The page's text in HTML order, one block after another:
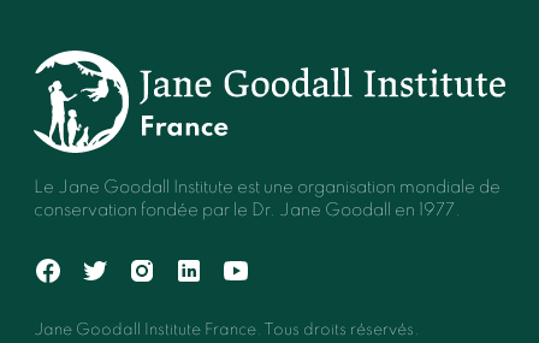
Le Jane Goodall Institute est une organisation mondiale de
conservation fondée par le Dr. Jane Goodall en 1977.
Jane Goodall Institute France. Tous droits réservés.